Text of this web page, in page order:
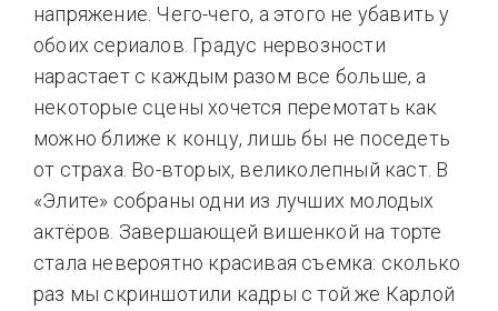
напряжение. Чего-чего, а этого не убавить у
обоих сериалов. Градус нервозности
нарастает с каждым разом все больше, а
некоторые сцены хочется перемотать как
можно ближе к концу, лишь бы не поседеть
от страха. Во-вторых, великолепный каст. В
«Элите» собраны одни из лучших молодых
актёров. Завершающей вишенкой на торте
стала невероятно красивая съемка: сколько
раз мы скриншотили кадры с той же Карлой